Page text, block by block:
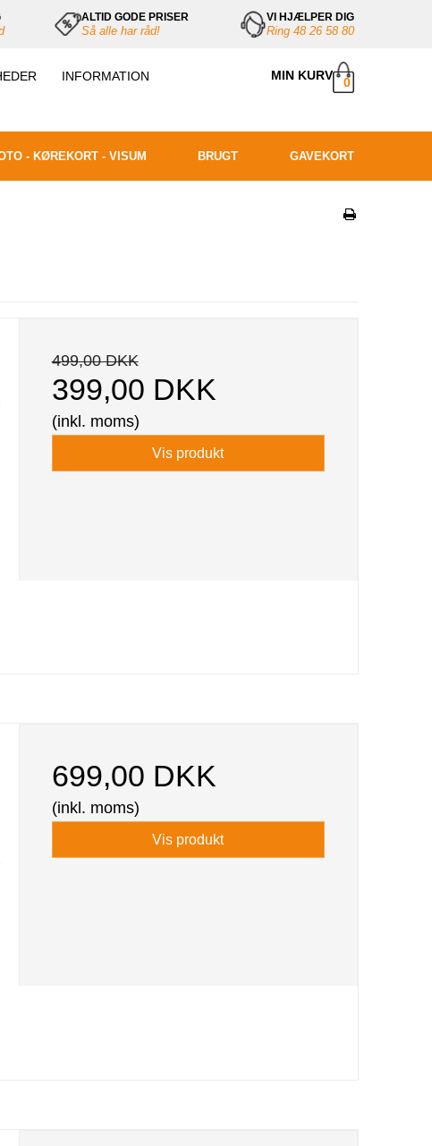
ALTID GODE PRISER
Så alle har råd!
VI HJÆLPER DIG
Ring 48 26 58 80
INFORMATION
MIN KURV 0
- KØREKORT - VISUM BRUGT GAVEKORT
499,00 DKK
399,00 DKK
(inkl. moms)
Vis produkt
699,00 DKK
(inkl. moms)
Vis produkt